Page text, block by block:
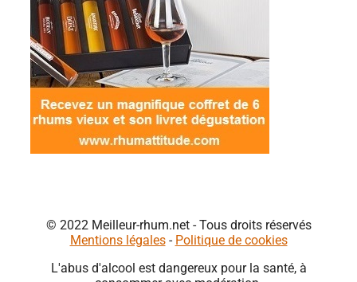
© 2022 Meilleur-rhum.net - Tous droits réservés
Mentions légales- Politique de cookies
L'abus d'alcool est dangereux pour la santé, à